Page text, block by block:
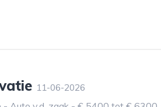
11-06-2026